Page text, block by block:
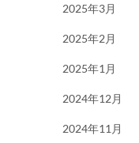
2025年3月
2025年2月
2025年1月
2024年12月
2024年11月